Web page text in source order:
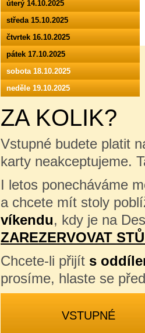
úterý 14.10.2025
středa 15.10.2025
čtvrtek 16.10.2025
pátek 17.10.2025
sobota 18.10.2025
neděle 19.10.2025
ZA KOLIK?
Vstupné budete platit
karty neakceptujeme.
I letos ponecháváme
a chcete mít stoly
víkendu, kdy je na
ZAREZERVOVAT
Chcete-li přijít s
prosíme, hlaste se
VSTUPNÉ